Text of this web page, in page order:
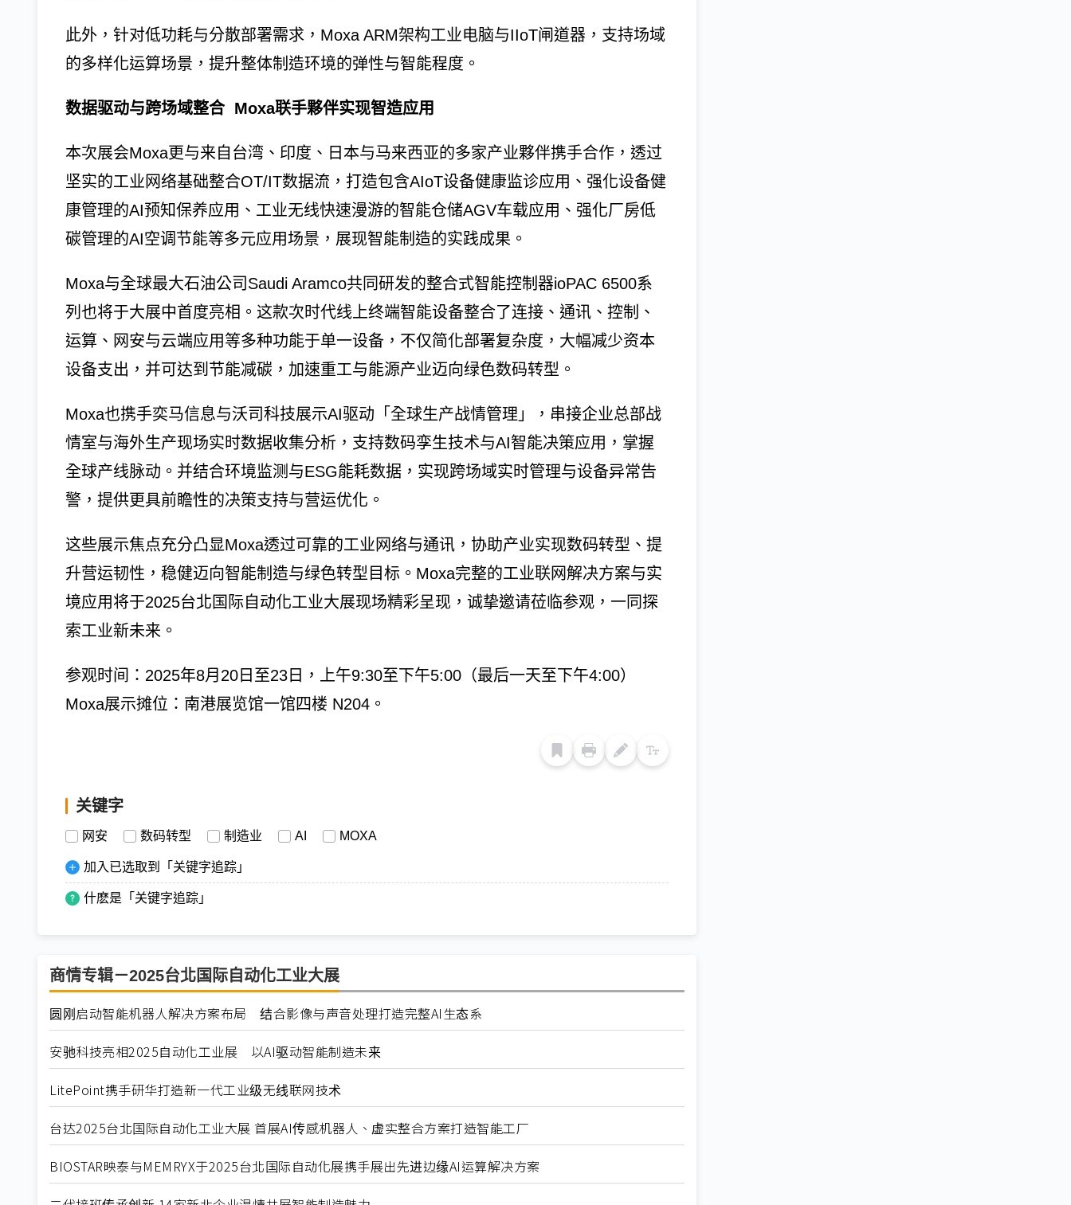
此外，针对低功耗与分散部署需求，Moxa ARM架构工业电脑与IIoT闸道器，支持场域
的多样化运算场景，提升整体制造环境的弹性与智能程度。
数据驱动与跨场域整合 Moxa联手夥伴实现智造应用
本次展会Moxa更与来自台湾、印度、日本与马来西亚的多家产业夥伴携手合作，透过
坚实的工业网络基础整合OT/IT数据流，打造包含AIoT设备健康监诊应用、强化设备健
康管理的AI预知保养应用、工业无线快速漫游的智能仓储AGV车载应用、强化厂房低
碳管理的AI空调节能等多元应用场景，展现智能制造的实践成果。
Moxa与全球最大石油公司Saudi Aramco共同研发的整合式智能控制器ioPAC 6500系
列也将于大展中首度亮相。这款次时代线上终端智能设备整合了连接、通讯、控制、
运算、网安与云端应用等多种功能于单一设备，不仅简化部署复杂度，大幅减少资本
设备支出，并可达到节能减碳，加速重工与能源产业迈向绿色数码转型。
Moxa也携手奕马信息与沃司科技展示AI驱动「全球生产战情管理」，串接企业总部战
情室与海外生产现场实时数据收集分析，支持数码孪生技术与AI智能决策应用，掌握
全球产线脉动。并结合环境监测与ESG能耗数据，实现跨场域实时管理与设备异常告
警，提供更具前瞻性的决策支持与营运优化。
这些展示焦点充分凸显Moxa透过可靠的工业网络与通讯，协助产业实现数码转型、提
升营运韧性，稳健迈向智能制造与绿色转型目标。Moxa完整的工业联网解决方案与实
境应用将于2025台北国际自动化工业大展现场精彩呈现，诚挚邀请莅临参观，一同探
索工业新未来。
参观时间：2025年8月20日至23日，上午9:30至下午5:00（最后一天至下午4:00）
Moxa展示摊位：南港展览馆一馆四楼 N204。
关键字
网安 数码转型 制造业 AI MOXA
加入已选取到「关键字追踪」
什麽是「关键字追踪」
商情专辑－2025台北国际自动化工业大展
圆刚启动智能机器人解决方案布局 结合影像与声音处理打造完整AI生态系
安驰科技亮相2025自动化工业展 以AI驱动智能制造未来
LitePoint携手研华打造新一代工业级无线联网技术
台达2025台北国际自动化工业大展 首展AI传感机器人、虚实整合方案打造智能工厂
BIOSTAR映泰与MEMRYX于2025台北国际自动化展携手展出先进边缘AI运算解决方案